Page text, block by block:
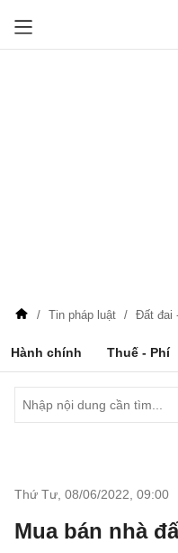
Tin pháp luật Đất đai
Hành chính Thuế - Phí
Thứ Tư, 08/06/2022 09:00
Mua bán nhà